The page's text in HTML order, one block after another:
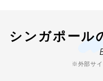
シンガポール
※外部サイ